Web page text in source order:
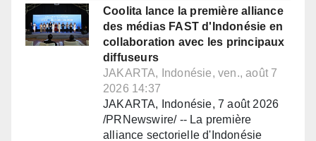
Coolita lance la première alliance
des médias FAST d'Indonésie en
collaboration avec les principaux
diffuseurs
JAKARTA, Indonésie, ven., août 7
2026 14:37
JAKARTA, Indonésie, 7 août 2026
/PRNewswire/ -- La première
alliance sectorielle d'Indonésie